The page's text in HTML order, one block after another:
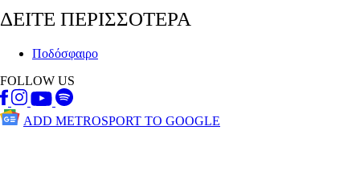
ΔΕΙΤΕ ΠΕΡΙΣΣΟΤΕΡΑ
Ποδόσφαιρο
FOLLOW US
ADD METROSPORT TO GOOGLE